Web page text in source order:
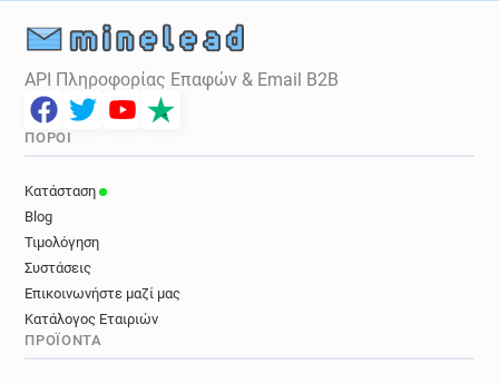
API Πληροφορίας Επαφών & Email B2B
ΠΌΡΟΙ
Κατάσταση
Blog
Τιμολόγηση
Συστάσεις
Επικοινωνήστε μαζί μας
Κατάλογος Εταιριών
ΠΡΟΪΌΝΤΑ